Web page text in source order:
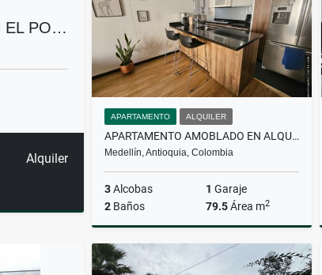
EL PO…
Alquiler
APARTAMENTO ALQUILER
APARTAMENTO AMOBLADO EN ALQUILER CIUDAD DEL RIO
Medellín, Antioquia, Colombia
3Alcobas 1 Garaje
2 Baños 79.5Área m2
Alquiler
$5.820.000